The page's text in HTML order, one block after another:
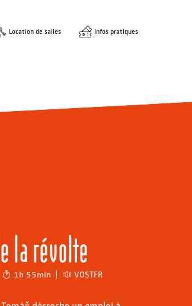
Location de salles Infos pratiques
la révolte
1h 55min VOSTFR